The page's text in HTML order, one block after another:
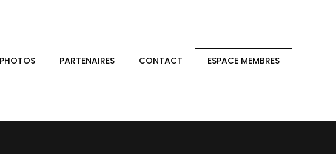
PHOTOS PARTENAIRES CONTACT ESPACE MEMBRES